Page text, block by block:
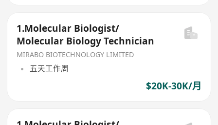
1.Molecular Biologist/
Molecular Biology Technician
MIRABO BIOTECHNOLOGY LIMITED
五天工作周
$20K-30K/月